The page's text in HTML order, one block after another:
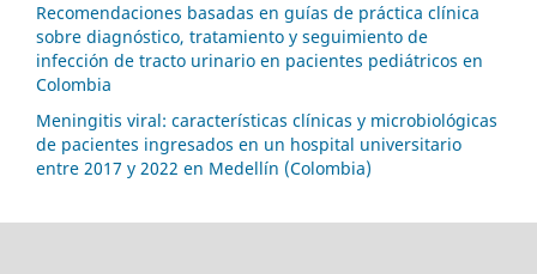
Recomendaciones basadas en guías de práctica clínica
sobre diagnóstico, tratamiento y seguimiento de
infección de tracto urinario en pacientes pediátricos en
Colombia
Meningitis viral: características clínicas y microbiológicas
de pacientes ingresados en un hospital universitario
entre 2017 y 2022 en Medellín (Colombia)